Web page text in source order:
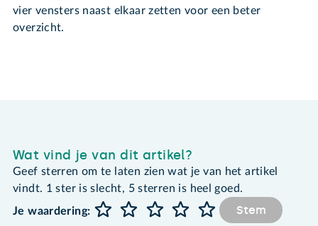
vier vensters naast elkaar zetten voor een beter
overzicht.
Wat vind je van dit artikel?
Geef sterren om te laten zien wat je van het artikel
vindt. 1 ster is slecht, 5 sterren is heel goed.
Je waardering:
Stem